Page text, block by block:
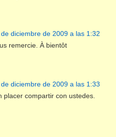
diciembre de 2009 a las 1:32
remercie. À bientôt
diciembre de 2009 a las 1:33
placer compartir con ustedes.